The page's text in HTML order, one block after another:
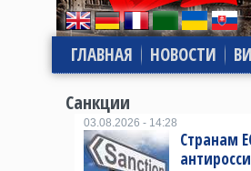
ГЛАВНАЯ НОВОСТИ
Санкции
03.08.2026 - 14:28
Странам